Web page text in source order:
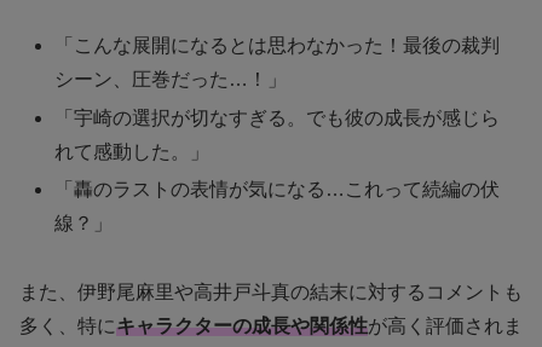
「こんな展開になるとは思わなかった！最後の裁判
シーン、圧巻だった…！」
「宇崎の選択が切なすぎる。でも彼の成長が感じら
れて感動した。」
「轟のラストの表情が気になる…これって続編の伏
線？」
また、伊野尾麻里や高井戸斗真の結末に対するコメントも
多く、特にキャラクターの成長や関係性が高く評価されま